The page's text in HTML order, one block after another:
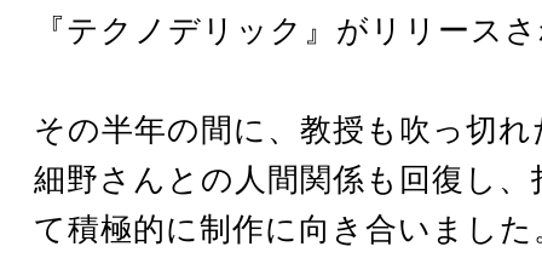
『テクノデリック』がリリース
その半年の間に、教授も吹っ切
細野さんとの人間関係も回復し
て積極的に制作に向き合いまし